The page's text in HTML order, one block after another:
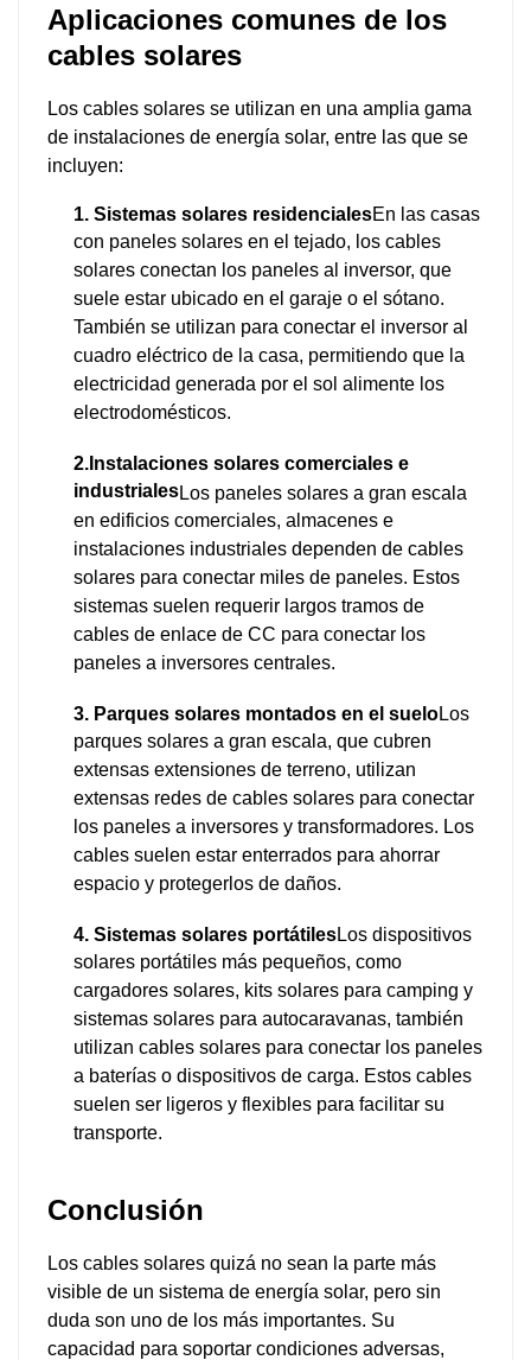
Aplicaciones comunes de los
cables solares
Los cables solares se utilizan en una amplia gama
de instalaciones de energía solar, entre las que se
incluyen:
1. Sistemas solares residencialesEn las casas
con paneles solares en el tejado, los cables
solares conectan los paneles al inversor, que
suele estar ubicado en el garaje o el sótano.
También se utilizan para conectar el inversor al
cuadro eléctrico de la casa, permitiendo que la
electricidad generada por el sol alimente los
electrodomésticos.
2.Instalaciones solares comerciales e
industrialesLos paneles solares a gran escala
en edificios comerciales, almacenes e
instalaciones industriales dependen de cables
solares para conectar miles de paneles. Estos
sistemas suelen requerir largos tramos de
cables de enlace de CC para conectar los
paneles a inversores centrales.
3. Parques solares montados en el sueloLos
parques solares a gran escala, que cubren
extensas extensiones de terreno, utilizan
extensas redes de cables solares para conectar
los paneles a inversores y transformadores. Los
cables suelen estar enterrados para ahorrar
espacio y protegerlos de daños.
4. Sistemas solares portátilesLos dispositivos
solares portátiles más pequeños, como
cargadores solares, kits solares para camping y
sistemas solares para autocaravanas, también
utilizan cables solares para conectar los paneles
a baterías o dispositivos de carga. Estos cables
suelen ser ligeros y flexibles para facilitar su
transporte.
Conclusión
Los cables solares quizá no sean la parte más
visible de un sistema de energía solar, pero sin
duda son uno de los más importantes. Su
capacidad para soportar condiciones adversas,